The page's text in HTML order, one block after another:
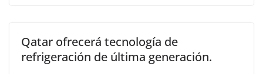
Qatar ofrecerá tecnología de
refrigeración de última generación.